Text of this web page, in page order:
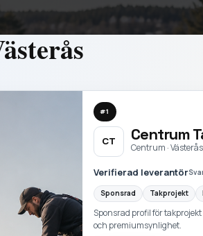
#1
CT Centrum
Centrum · Västerås
Verifierad leverantör
Sponsrad Takprojekt
Sponsrad profil för
och premiumsynlighet.